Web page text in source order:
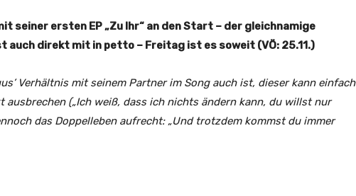
seiner ersten EP „Zu Ihr“ an den Start – der gleichnamige
auch direkt mit in petto – Freitag ist es soweit (VÖ: 25.11.)
Verhältnis mit seinem Partner im Song auch ist, dieser kann einfach
ausbrechen („Ich weiß, dass ich nichts ändern kann, du willst nur
das Doppelleben aufrecht: „Und trotzdem kommst du immer